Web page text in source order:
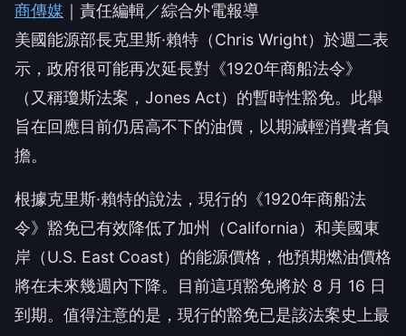
商傳媒 ｜責任編輯／綜合外電報導
美國能源部長克里斯·賴特（Chris Wright）於週二表
示，政府很可能再次延長對《1920年商船法令》
（又稱瓊斯法案，Jones Act）的暫時性豁免。此舉
旨在回應目前仍居高不下的油價，以期減輕消費者負
擔。
根據克里斯·賴特的說法，現行的《1920年商船法
令》豁免已有效降低了加州（California）和美國東
岸（U.S. East Coast）的能源價格，他預期燃油價格
將在未來幾週內下降。目前這項豁免將於 8 月 16 日
到期。值得注意的是，現行的豁免已是該法案史上最